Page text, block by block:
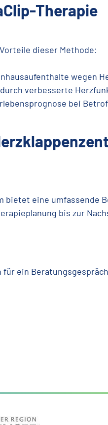
Therapie
dieser Methode:
wegen
verbesserte
bei
bietet eine umfassende
bis zur
für ein